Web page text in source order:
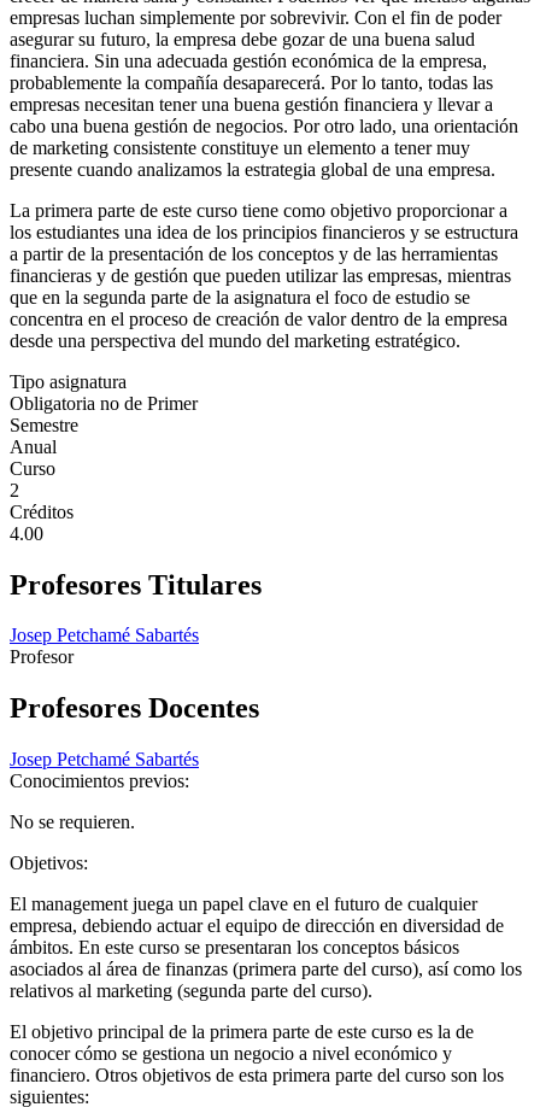
empresas luchan simplemente por sobrevivir. Con el fin de poder
asegurar su futuro, la empresa debe gozar de una buena salud
financiera. Sin una adecuada gestión económica de la empresa,
probablemente la compañía desaparecerá. Por lo tanto, todas las
empresas necesitan tener una buena gestión financiera y llevar a
cabo una buena gestión de negocios. Por otro lado, una orientación
de marketing consistente constituye un elemento a tener muy
presente cuando analizamos la estrategia global de una empresa.
La primera parte de este curso tiene como objetivo proporcionar a
los estudiantes una idea de los principios financieros y se estructura
a partir de la presentación de los conceptos y de las herramientas
financieras y de gestión que pueden utilizar las empresas, mientras
que en la segunda parte de la asignatura el foco de estudio se
concentra en el proceso de creación de valor dentro de la empresa
desde una perspectiva del mundo del marketing estratégico.
Tipo asignatura
Obligatoria no de Primer
Semestre
Anual
Curso
2
Créditos
4.00
Profesores Titulares
Josep Petchamé Sabartés
Profesor
Profesores Docentes
Josep Petchamé Sabartés
Conocimientos previos:
No se requieren.
Objetivos:
El management juega un papel clave en el futuro de cualquier
empresa, debiendo actuar el equipo de dirección en diversidad de
ámbitos. En este curso se presentaran los conceptos básicos
asociados al área de finanzas (primera parte del curso), así como los
relativos al marketing (segunda parte del curso).
El objetivo principal de la primera parte de este curso es la de
conocer cómo se gestiona un negocio a nivel económico y
financiero. Otros objetivos de esta primera parte del curso son los
siguientes: